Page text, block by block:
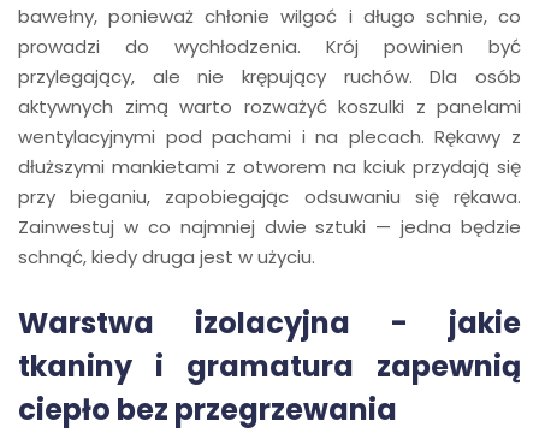
bawełny, ponieważ chłonie wilgoć i długo schnie, co
prowadzi do wychłodzenia. Krój powinien być
przylegający, ale nie krępujący ruchów. Dla osób
aktywnych zimą warto rozważyć koszulki z panelami
wentylacyjnymi pod pachami i na plecach. Rękawy z
dłuższymi mankietami z otworem na kciuk przydają się
przy bieganiu, zapobiegając odsuwaniu się rękawa.
Zainwestuj w co najmniej dwie sztuki — jedna będzie
schnąć, kiedy druga jest w użyciu.
Warstwa izolacyjna - jakie
tkaniny i gramatura zapewnią
ciepło bez przegrzewania